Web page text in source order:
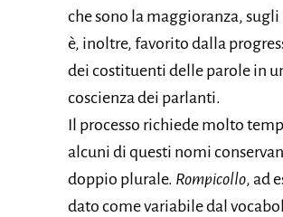
che sono la maggioranza,
è, inoltre, favorito dalla
dei costituenti delle parole in
coscienza dei parlanti.
Il processo richiede molto
alcuni di questi nomi
doppio plurale. Rompicollo, ad
dato come variabile dal